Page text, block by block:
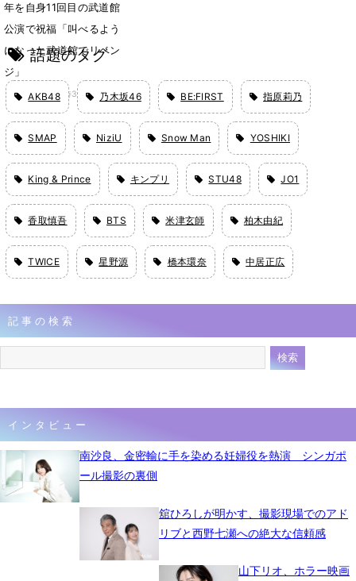
年を自身11回目の武道館
公演で祝福「叫べるよう
になった武道館でリベン
ジ」
4月22日 12時38分
話題のタグ
AKB48 乃木坂46 BE:FIRST 指原莉乃
SMAP NiziU Snow Man YOSHIKI
King & Prince キンプリ STU48 JO1
香取慎吾 BTS 米津玄師 柏木由紀
TWICE 星野源 橋本環奈 中居正広
記事の検索
インタビュー
南沙良、金密輸に手を染める妊婦役を熱演 シンガポ
ール撮影の裏側
舘ひろしが明かす、撮影現場でのアド
リブと西野七瀬への絶大な信頼感
山下リオ、ホラー映画